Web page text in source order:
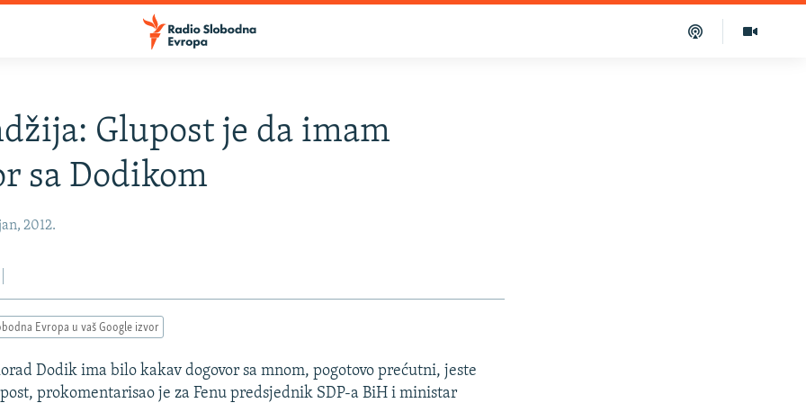
Glupost je da imam
sa Dodikom
2012.
Evropa u vaš Google izvor
Dodik ima bilo kakav dogovor sa mnom, pogotovo prećutni, jeste
prokomentarisao je za Fenu predsjednik SDP-a BiH i ministar